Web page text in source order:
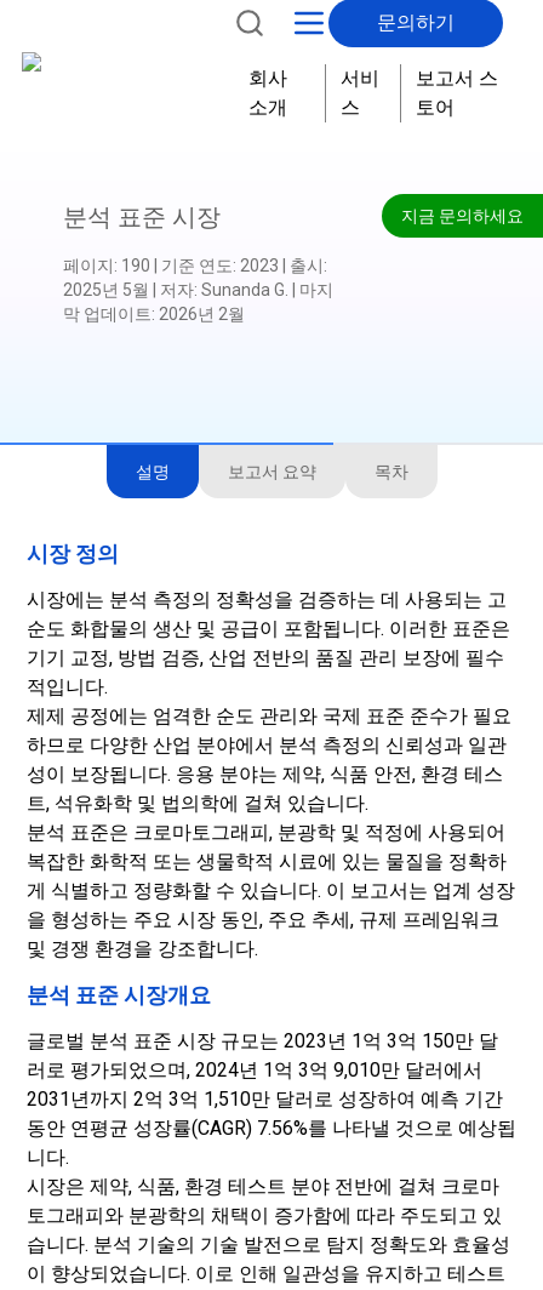
문의하기
회사
소개
서비
스
보고서 스
토어
지금 문의하세요
분석 표준 시장
페이지: 190 기준 연도: 2023 출시:
2025년 5월
저자: Sunanda G.
마지
막 업데이트: 2026년 2월
설명 보고서 요약 목차
시장 정의
시장에는 분석 측정의 정확성을 검증하는 데 사용되는 고
순도 화합물의 생산 및 공급이 포함됩니다. 이러한 표준은
기기 교정, 방법 검증, 산업 전반의 품질 관리 보장에 필수
적입니다.
제제 공정에는 엄격한 순도 관리와 국제 표준 준수가 필요
하므로 다양한 산업 분야에서 분석 측정의 신뢰성과 일관
성이 보장됩니다. 응용 분야는 제약, 식품 안전, 환경 테스
트, 석유화학 및 법의학에 걸쳐 있습니다.
분석 표준은 크로마토그래피, 분광학 및 적정에 사용되어
복잡한 화학적 또는 생물학적 시료에 있는 물질을 정확하
게 식별하고 정량화할 수 있습니다. 이 보고서는 업계 성장
을 형성하는 주요 시장 동인, 주요 추세, 규제 프레임워크
및 경쟁 환경을 강조합니다.
분석 표준 시장개요
글로벌 분석 표준 시장 규모는 2023년 1억 3억 150만 달
러로 평가되었으며, 2024년 1억 3억 9,010만 달러에서
2031년까지 2억 3억 1,510만 달러로 성장하여 예측 기간
동안 연평균 성장률(CAGR) 7.56%를 나타낼 것으로 예상됩
니다.
시장은 제약, 식품, 환경 테스트 분야 전반에 걸쳐 크로마
토그래피와 분광학의 채택이 증가함에 따라 주도되고 있
습니다. 분석 기술의 기술 발전으로 탐지 정확도와 효율성
이 향상되었습니다. 이로 인해 일관성을 유지하고 테스트